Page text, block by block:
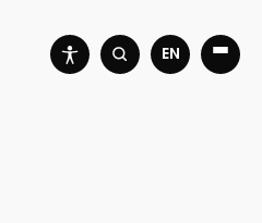
EN